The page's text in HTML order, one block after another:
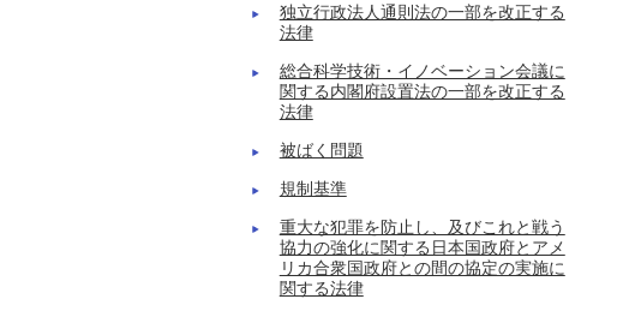
独立行政法人通則法の一部を改正する
法律
総合科学技術・イノベーション会議に
関する内閣府設置法の一部を改正する
法律
被ばく問題
規制基準
重大な犯罪を防止し、及びこれと戦う
協力の強化に関する日本国政府とアメ
リカ合衆国政府との間の協定の実施に
関する法律